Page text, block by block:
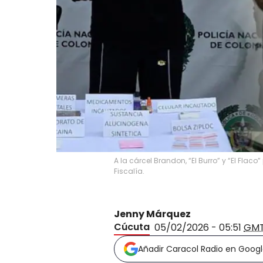
A la cárcel Brandon, “El Burro” y “El
Fiscalía.
Jenny Márquez
Cúcuta 05/02/2026 - 05:51
Añadir Caracol Radio en